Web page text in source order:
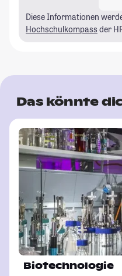
Diese Informationen
Hochschulkompass der
Das könnte
Biotechnologie